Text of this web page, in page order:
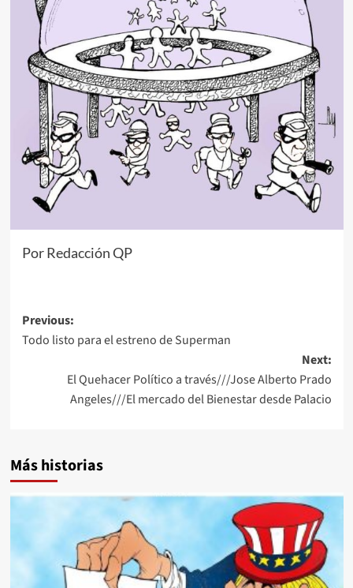
Por Redacción QP
Post
navigation
Previous:
Todo listo para el estreno de Superman
Next:
El Quehacer Político a través///Jose Alberto Prado
Angeles///El mercado del Bienestar desde Palacio
Más historias